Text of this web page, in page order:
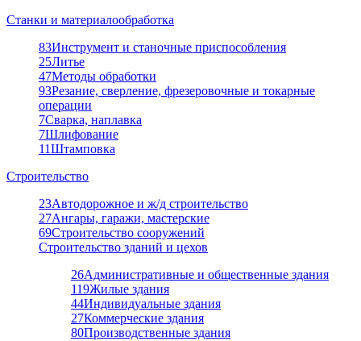
Станки и материалообработка
83Инструмент и станочные приспособления
25Литье
47Методы обработки
93Резание, сверление, фрезеровочные и токарные
операции
7Сварка, наплавка
7Шлифование
11Штамповка
Строительство
23Автодорожное и ж/д строительство
27Ангары, гаражи, мастерские
69Строительство сооружений
Строительство зданий и цехов
26Административные и общественные здания
119Жилые здания
44Индивидуальные здания
27Коммерческие здания
80Производственные здания